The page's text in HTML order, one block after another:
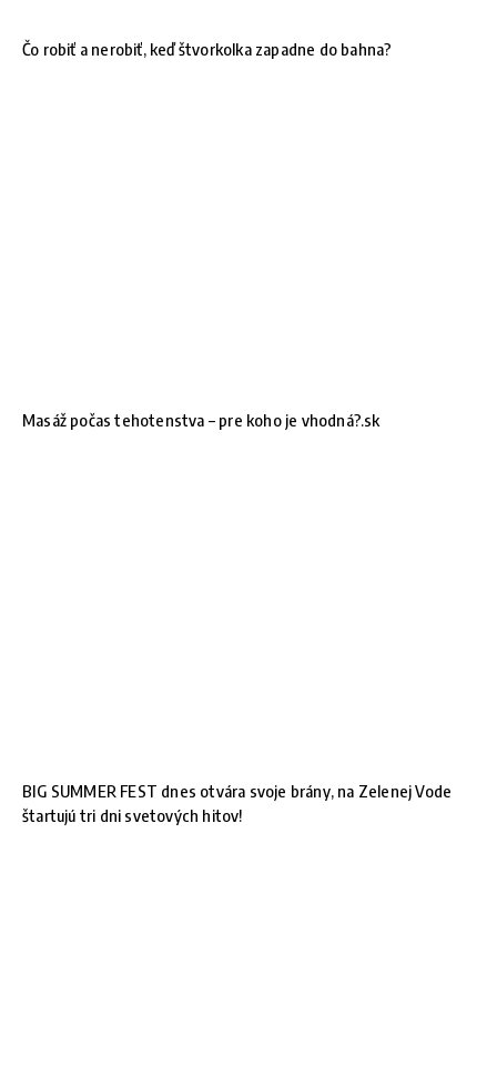
Čo robiť a nerobiť, keď štvorkolka zapadne do bahna?
Masáž počas tehotenstva – pre koho je vhodná?.sk
BIG SUMMER FEST dnes otvára svoje brány, na Zelenej Vode
štartujú tri dni svetových hitov!